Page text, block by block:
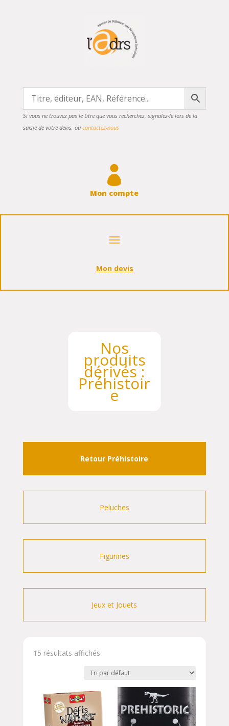
Si vous ne trouvez pas le titre que vous recherchez, signalez-le lors de la
saisie de votre devis, ou contactez-nous

Mon compte
Mon devis
Nos
produits
dérivés :
Préhistoir
e
Retour Préhistoire
Peluches
Figurines
Jeux et Jouets
15 résultats affichés